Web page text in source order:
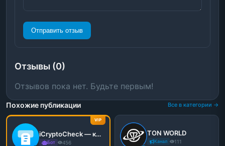
Отправить отзыв
Отзывы (0)
Отзывов пока нет. Будьте первым!
Похожие публикации Все в категории →
VIP
iCryptoCheck — крипточеки, розыгрыши и переводы в Telegram
Бот 456
TON WORLD
Канал 111